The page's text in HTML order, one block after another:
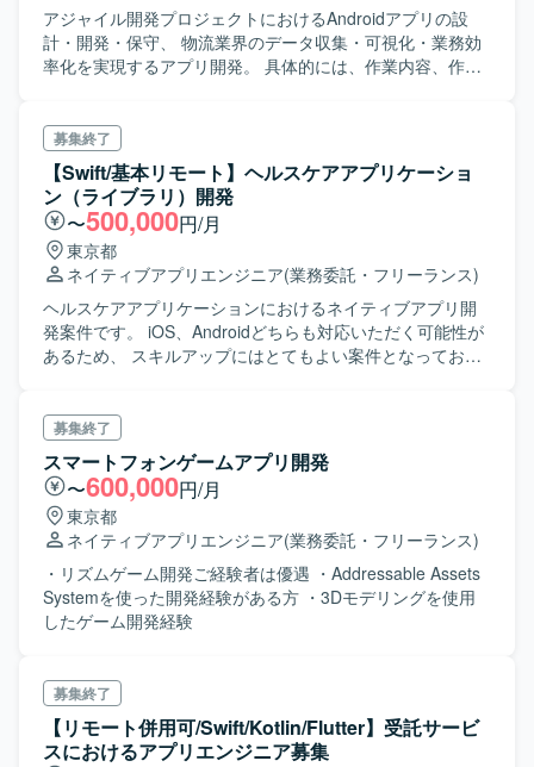
アジャイル開発プロジェクトにおけるAndroidアプリの設
計・開発・保守、 物流業界のデータ収集・可視化・業務効
率化を実現するアプリ開発。 具体的には、作業内容、作業
クラッシュログとユーザ操作ログの管理。 CI/CDパイプラ
インの構築としてのテストの自動化、脆弱性診断ツールの
導入。 定期的にオフラインでチームイベント開催。
募集終了
【Swift/基本リモート】ヘルスケアアプリケーショ
ン（ライブラリ）開発
〜500,000円/月
東京都
ネイティブアプリエンジニア(業務委託・フリーランス)
ヘルスケアアプリケーションにおけるネイティブアプリ開
発案件です。 iOS、Androidどちらも対応いただく可能性が
あるため、 スキルアップにはとてもよい案件となっており
募集終了
スマートフォンゲームアプリ開発
〜600,000円/月
東京都
ネイティブアプリエンジニア(業務委託・フリーランス)
・リズムゲーム開発ご経験者は優遇 ・Addressable Assets
Systemを使った開発経験がある方 ・3Dモデリングを使用
したゲーム開発経験
募集終了
【リモート併用可/Swift/Kotlin/Flutter】受託サービ
スにおけるアプリエンジニア募集